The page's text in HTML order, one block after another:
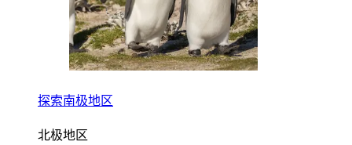
探索南极地区
北极地区